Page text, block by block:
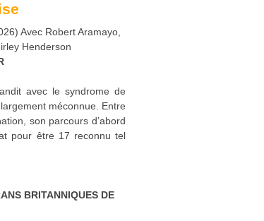
Avec Robert Aramayo,
Henderson
avec le syndrome de
méconnue. Entre
son parcours d’abord
pour être 17 reconnu tel
BRITANNIQUES DE